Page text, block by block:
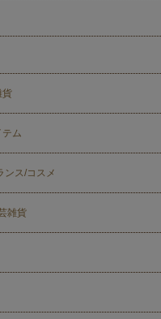
貨
テム
ンス/コスメ
雑貨